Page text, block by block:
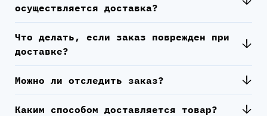
осуществляется доставка?
Что делать, если заказ поврежден при
доставке?
Можно ли отследить заказ?
Каким способом доставляется товар?